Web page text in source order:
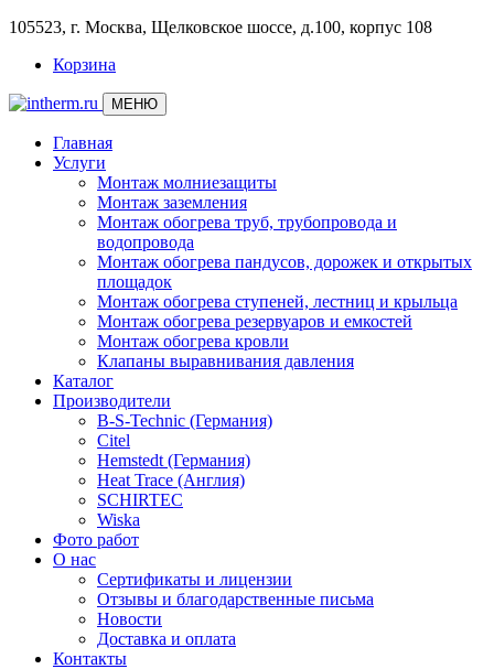
105523, г. Москва, Щелковское шоссе, д.100, корпус 108
Корзина
МЕНЮ
Главная
Услуги
Монтаж молниезащиты
Монтаж заземления
Монтаж обогрева труб, трубопровода и
водопровода
Монтаж обогрева пандусов, дорожек и открытых
площадок
Монтаж обогрева ступеней, лестниц и крыльца
Монтаж обогрева резервуаров и емкостей
Монтаж обогрева кровли
Клапаны выравнивания давления
Каталог
Производители
B-S-Technic (Германия)
Citel
Hemstedt (Германия)
Heat Trace (Англия)
SCHIRTEC
Wiska
Фото работ
О нас
Сертификаты и лицензии
Отзывы и благодарственные письма
Новости
Доставка и оплата
Контакты